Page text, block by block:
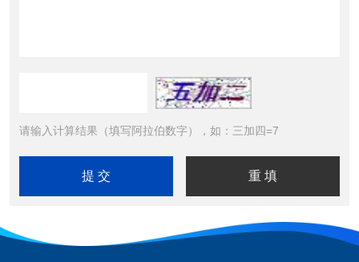
请输入计算结果（填写阿拉伯数字），如：三加四=7